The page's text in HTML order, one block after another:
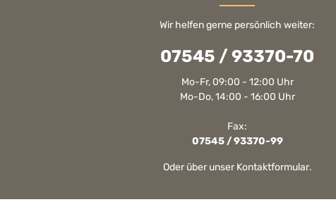
Wir helfen gerne persönlich weiter:
07545 / 93370-70
Mo-Fr, 09:00 - 12:00 Uhr
Mo-Do, 14:00 - 16:00 Uhr
Fax:
07545 / 93370-99
Oder über unser Kontaktformular.